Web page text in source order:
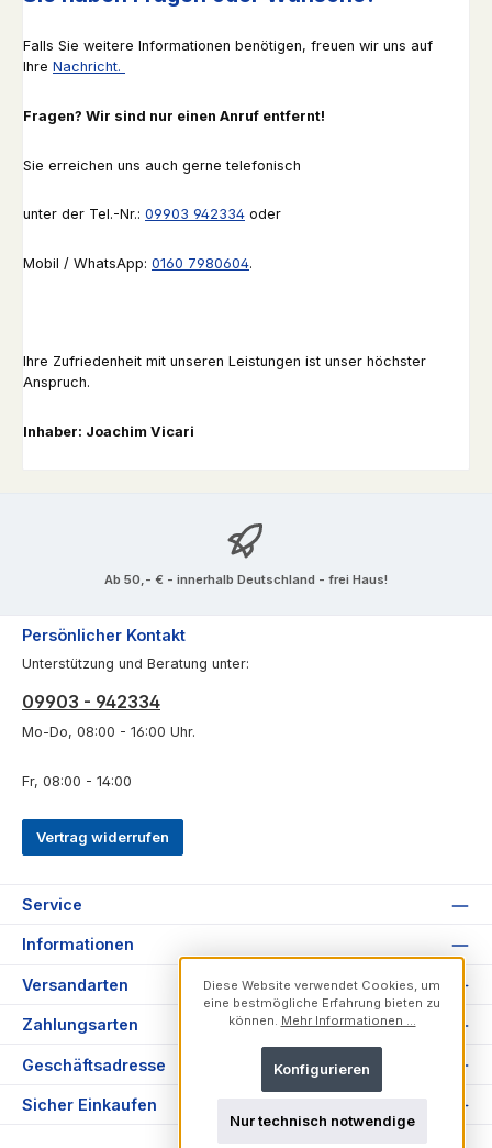
Falls Sie weitere Informationen benötigen, freuen wir uns auf
Ihre Nachricht.
Fragen? Wir sind nur einen Anruf entfernt!
Sie erreichen uns auch gerne telefonisch
unter der Tel.-Nr.: 09903 942334 oder
Mobil / WhatsApp: 0160 7980604.
Ihre Zufriedenheit mit unseren Leistungen ist unser höchster
Anspruch.
Inhaber: Joachim Vicari
Ab 50,- € - innerhalb Deutschland - frei Haus!
Persönlicher Kontakt
Unterstützung und Beratung unter:
09903 - 942334
Mo-Do, 08:00 - 16:00 Uhr.
Fr, 08:00 - 14:00
Vertrag widerrufen
Service
Informationen
Versandarten
Zahlungsarten
Geschäftsadresse
Sicher Einkaufen
Diese Website verwendet Cookies, um
eine bestmögliche Erfahrung bieten zu
können. Mehr Informationen ...
Nur technisch notwendige
Konfigurieren